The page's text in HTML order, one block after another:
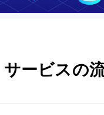
サービスの